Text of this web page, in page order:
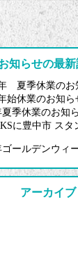
知らせの最
夏季休業のお
始休業のお知ら
季休業のお知
に豊中市 スタ
ールデンウィ
アーカイブ